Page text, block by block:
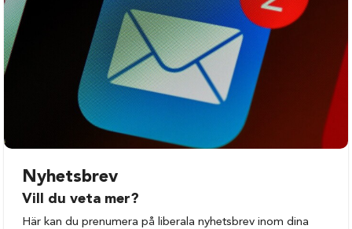
Falkenberg
Göteborg
Halland
Halmstad
Mölndal
Orust
Partille
Sotenäs
Stenungsund
Strömstad
Tjörn
Nyhetsbrev
Vill du veta mer?
Här kan du prenumera på liberala nyhetsbrev inom dina